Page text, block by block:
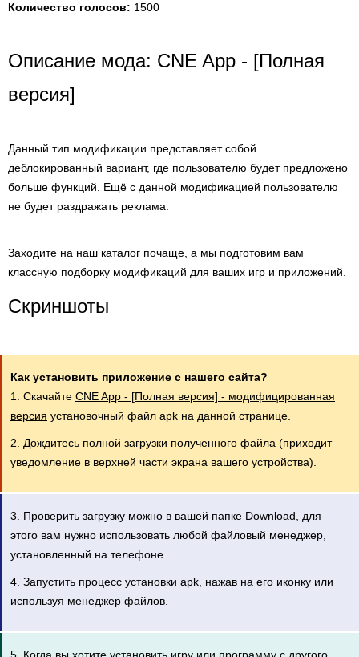
Количество голосов: 1500
Описание мода: CNE App - [Полная
версия]
Данный тип модификации представляет собой
деблокированный вариант, где пользователю будет предложено
больше функций. Ещё с данной модификацией пользователю
не будет раздражать реклама.
Заходите на наш каталог почаще, а мы подготовим вам
классную подборку модификаций для ваших игр и приложений.
Скриншоты
Как установить приложение с нашего сайта?
1. Скачайте CNE App - [Полная версия] - модифицированная
версия установочный файл apk на данной странице.
2. Дождитесь полной загрузки полученного файла (приходит
уведомление в верхней части экрана вашего устройства).
3. Проверить загрузку можно в вашей папке Download, для
этого вам нужно использовать любой файловый менеджер,
установленный на телефоне.
4. Запустить процесс установки apk, нажав на его иконку или
используя менеджер файлов.